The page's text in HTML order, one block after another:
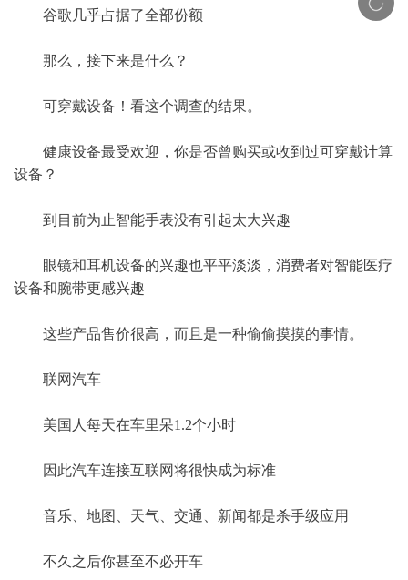
谷歌几乎占据了全部份额
那么，接下来是什么？
可穿戴设备！看这个调查的结果。
健康设备最受欢迎，你是否曾购买或收到过可穿戴计算
设备？
到目前为止智能手表没有引起太大兴趣
眼镜和耳机设备的兴趣也平平淡淡，消费者对智能医疗
设备和腕带更感兴趣
这些产品售价很高，而且是一种偷偷摸摸的事情。
联网汽车
美国人每天在车里呆1.2个小时
因此汽车连接互联网将很快成为标准
音乐、地图、天气、交通、新闻都是杀手级应用
不久之后你甚至不必开车